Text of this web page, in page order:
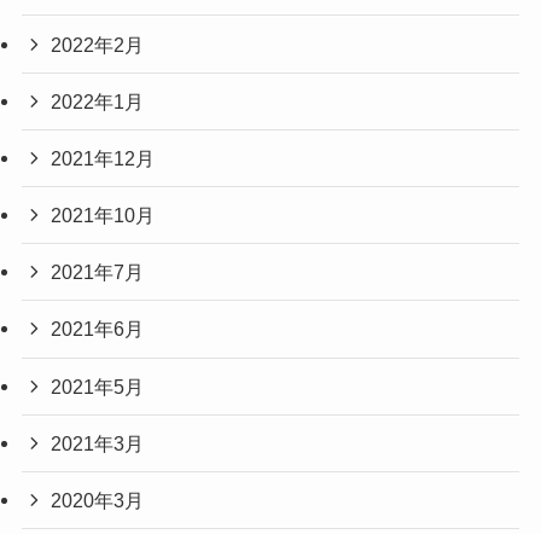
2022年2月
2022年1月
2021年12月
2021年10月
2021年7月
2021年6月
2021年5月
2021年3月
2020年3月